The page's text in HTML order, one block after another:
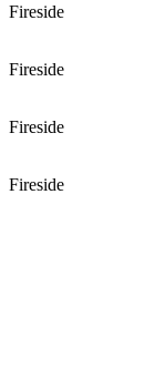
Fireside
Fireside
Fireside
Fireside